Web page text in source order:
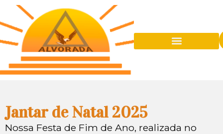
Jantar de Natal 2025
Nossa Festa de Fim de Ano, realizada no